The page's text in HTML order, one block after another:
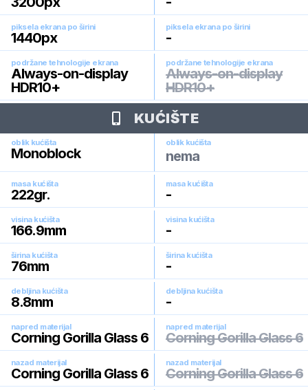
piksela ekrana po širini
1440px
piksela ekrana po širini
-
podržane tehnologije ekrana
Always-on-display
HDR10+
podržane tehnologije ekrana
Always-on-display
HDR10+
KUĆIŠTE
oblik kućišta
Monoblock
oblik kućišta
nema
masa kućišta
222gr.
masa kućišta
-
visina kućišta
166.9mm
visina kućišta
-
širina kućišta
76mm
širina kućišta
-
debljina kućišta
8.8mm
debljina kućišta
-
napred materijal
Corning Gorilla Glass 6
napred materijal
Corning Gorilla Glass 6
nazad materijal
Corning Gorilla Glass 6
nazad materijal
Corning Gorilla Glass 6